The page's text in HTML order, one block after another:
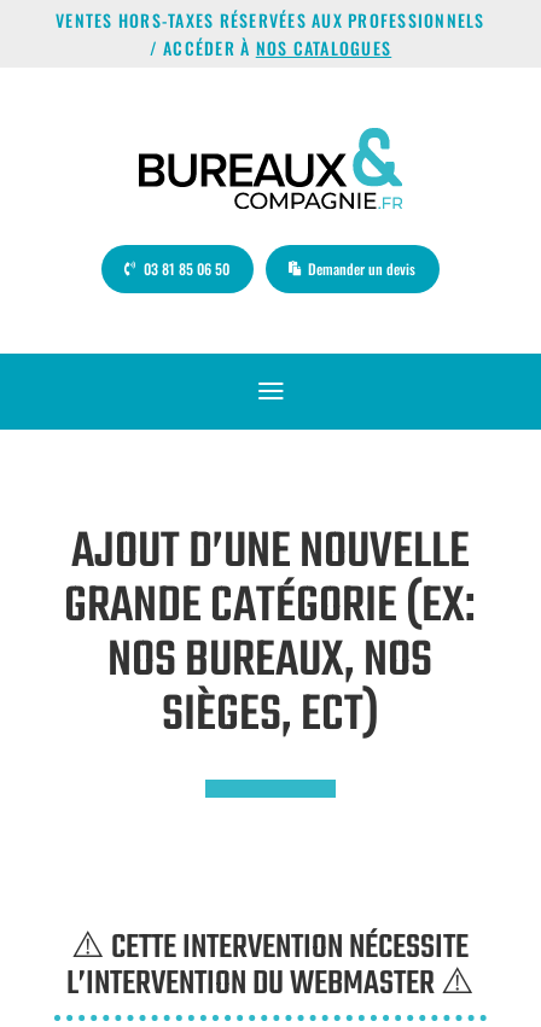
VENTES HORS-TAXES RÉSERVÉES AUX PROFESSIONNELS
/ ACCÉDER À NOS CATALOGUES
03 81 85 06 50 Demander un devis
a
AJOUT D’UNE NOUVELLE
GRANDE CATÉGORIE (EX:
NOS BUREAUX, NOS
SIÈGES, ECT)
⚠️ CETTE INTERVENTION NÉCESSITE
L’INTERVENTION DU WEBMASTER ⚠️